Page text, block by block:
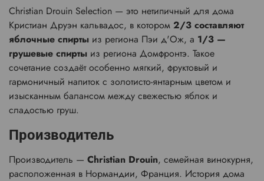
Christian Drouin Selection — это нетипичный для дома
Кристиан Друэн кальвадос, в котором 2/3 составляют
яблочные спирты из региона Пэи д'Ож, а 1/3 —
грушевые спирты из региона Домфронтэ. Такое
сочетание создаёт особенно мягкий, фруктовый и
гармоничный напиток с золотисто-янтарным цветом и
изысканным балансом между свежестью яблок и
сладостью груш.
Производитель
Производитель — Christian Drouin, семейная винокурня,
расположенная в Нормандии, Франция. История дома